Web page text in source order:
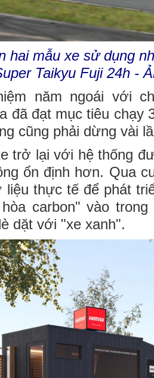
hai mẫu xe sử dụng
Taikyu Fuji 24h -
năm ngoái với
đã đạt mục tiêu chạy
cũng phải dừng vài
trở lại với hệ thống
ổn định hơn. Qua
liệu thực tế để phát
carbon" vào
dặt với "xe xanh".